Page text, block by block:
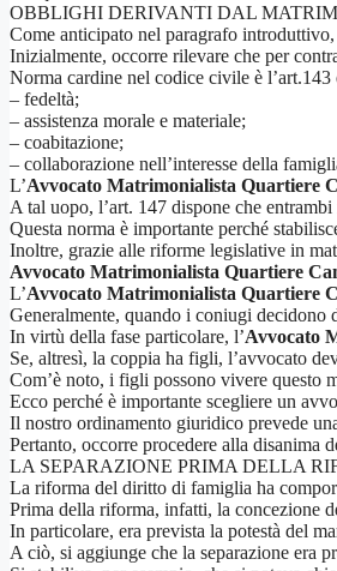
OBBLIGHI DERIVANTI DAL
Come anticipato nel paragrafo
Inizialmente, occorre rilevare che per
Norma cardine nel codice civile è
– fedeltà;
– assistenza morale e materiale;
– coabitazione;
– collaborazione nell’interesse della
L’Avvocato Matrimonialista Quartiere
A tal uopo, l’art. 147 dispone che
Questa norma è importante perché
Inoltre, grazie alle riforme legislative in
Avvocato Matrimonialista Quartiere
L’Avvocato Matrimonialista Quartiere
Generalmente, quando i coniugi decidono
In virtù della fase particolare, l’Avvocato
Se, altresì, la coppia ha figli, l’avvocato
Com’è noto, i figli possono vivere questo
Ecco perché è importante scegliere un
Il nostro ordinamento giuridico prevede
Pertanto, occorre procedere alla disanima
LA SEPARAZIONE PRIMA DELLA
La riforma del diritto di famiglia ha
Prima della riforma, infatti, la concezione
In particolare, era prevista la potestà del
A ciò, si aggiunge che la separazione era